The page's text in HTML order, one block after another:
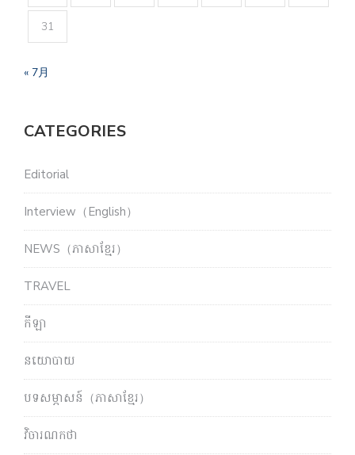
31
« 7月
CATEGORIES
Editorial
Interview（English）
NEWS（ភាសាខ្មែរ）
TRAVEL
កីឡា
នយោបាយ
បទសម្ភាសន៍（ភាសាខ្មែរ）
វិចារណកថា